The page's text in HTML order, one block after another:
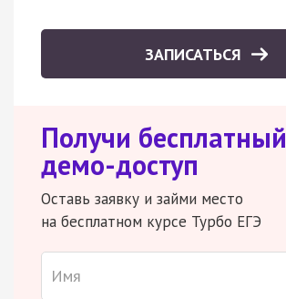
ЗАПИСАТЬСЯ
Получи бесплатный
демо-доступ
Оставь заявку и займи место
на бесплатном курсе Турбо ЕГЭ